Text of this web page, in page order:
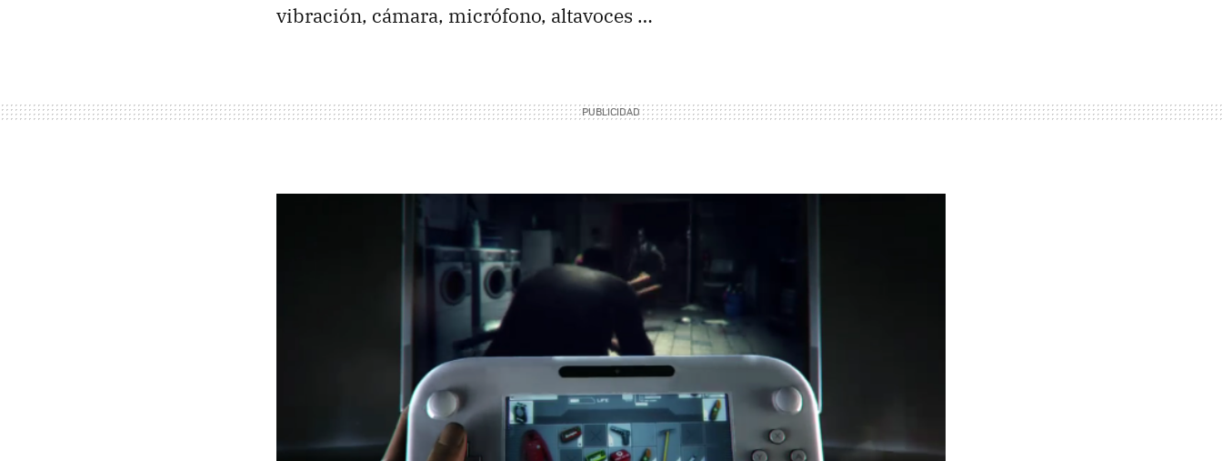
vibración, cámara, micrófono, altavoces …